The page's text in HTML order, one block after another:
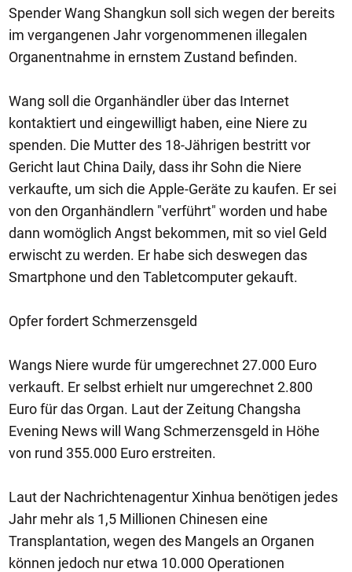
Spender Wang Shangkun soll sich wegen der bereits
im vergangenen Jahr vorgenommenen illegalen
Organentnahme in ernstem Zustand befinden.
Wang soll die Organhändler über das Internet
kontaktiert und eingewilligt haben, eine Niere zu
spenden. Die Mutter des 18-Jährigen bestritt vor
Gericht laut China Daily, dass ihr Sohn die Niere
verkaufte, um sich die Apple-Geräte zu kaufen. Er sei
von den Organhändlern "verführt" worden und habe
dann womöglich Angst bekommen, mit so viel Geld
erwischt zu werden. Er habe sich deswegen das
Smartphone und den Tabletcomputer gekauft.
Opfer fordert Schmerzensgeld
Wangs Niere wurde für umgerechnet 27.000 Euro
verkauft. Er selbst erhielt nur umgerechnet 2.800
Euro für das Organ. Laut der Zeitung Changsha
Evening News will Wang Schmerzensgeld in Höhe
von rund 355.000 Euro erstreiten.
Laut der Nachrichtenagentur Xinhua benötigen jedes
Jahr mehr als 1,5 Millionen Chinesen eine
Transplantation, wegen des Mangels an Organen
können jedoch nur etwa 10.000 Operationen